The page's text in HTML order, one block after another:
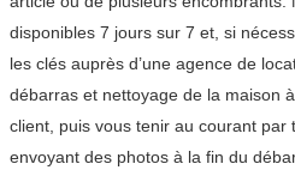
disponibles 7 jours sur 7 et, si
les clés auprès d’une agence de
débarras et nettoyage de la maison
client, puis vous tenir au courant par
envoyant des photos à la fin du